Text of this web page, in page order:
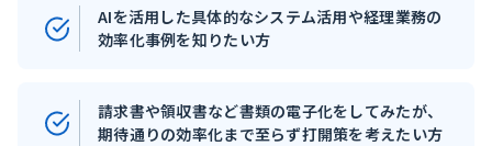
AIを活用した具体的なシステム活用や経理業務の
効率化事例を知りたい方
請求書や領収書など書類の電子化をしてみたが、
期待通りの効率化まで至らず打開策を考えたい方